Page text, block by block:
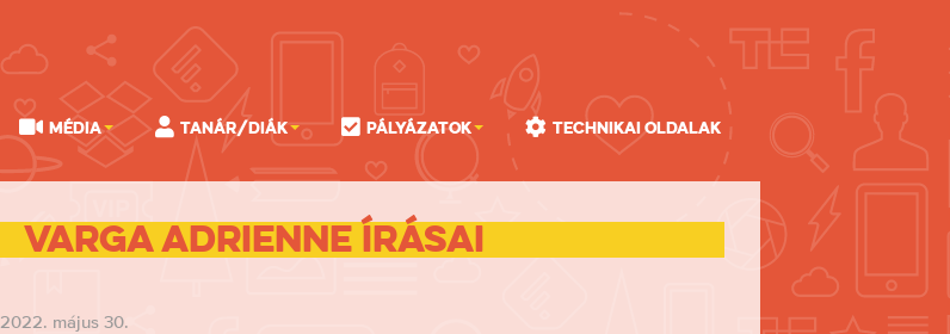
Média Tanár/Diák Pályázatok Technikai oldalak
Varga Adrienne írásai
2022. május 30.